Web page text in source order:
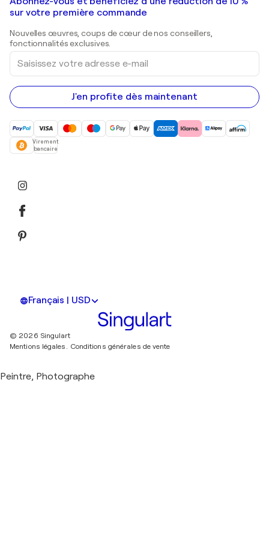
Shepard Fairey
Peintures de paysage
Estampes
Peintures acryliques
Galeries d'art en Belgique
sur votre première commande
Nouvelles œuvres, coups de cœur de nos conseillers,
fonctionnalités exclusives.
Saisissez
votre
adresse
e-
mail
J'en profite dès maintenant
Virement
bancaire
Français | USD
© 2026 Singulart
Mentions légales. Conditions générales de vente
Peintre, Photographe